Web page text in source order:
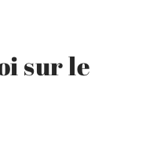
sur le